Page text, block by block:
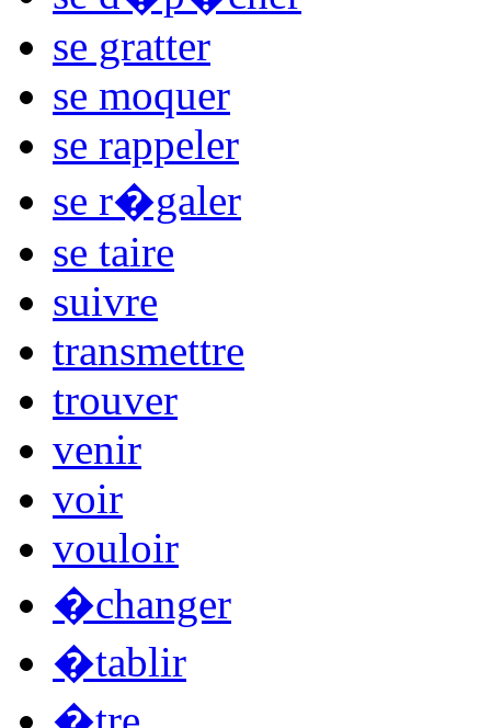
se gratter
se moquer
se rappeler
se r�galer
se taire
suivre
transmettre
trouver
venir
voir
vouloir
�changer
�tablir